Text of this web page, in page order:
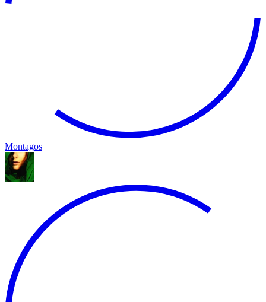
Montagos